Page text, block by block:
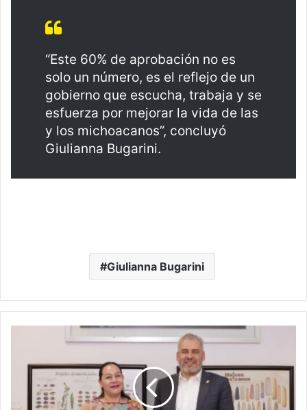
“Este 60% de aprobación no es
solo un número, es el reflejo de un
gobierno que escucha, trabaja y se
esfuerza por mejorar la vida de las
y los michoacanos”, concluyó
Giulianna Bugarini.
Giulianna Bugarini
Tiendas